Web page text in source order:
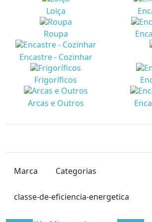
Orima
Adicionar ao Carrinho
Orima
Adicionar ao Carrinho
Loiça
Roupa
Encastre - Cozinhar
Frigoríficos
Arcas e Outros
Marca Categorias
classe-de-eficiencia-energetica